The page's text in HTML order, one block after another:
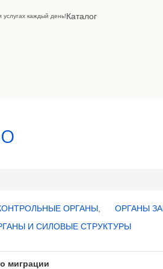
каждый день!Каталог
ОРГАНЫ
ОРГАНЫ
И СИЛОВЫЕ СТРУКТУРЫ
миграции